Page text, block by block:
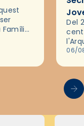
Del
les
06/